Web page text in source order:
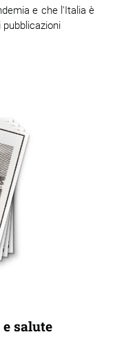
e che l'Italia è
salute